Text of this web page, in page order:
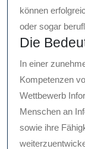
können
oder sogar
Die
In einer
Kompetenzen
Wettbewerb
Menschen an
sowie ihre